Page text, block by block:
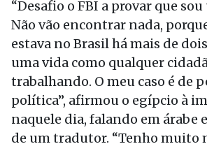
“Desafio o FBI a provar que
Não vão encontrar nada,
estava no Brasil há mais de
uma vida como qualquer
trabalhando. O meu caso é de
política”, afirmou o egípcio à
naquele dia, falando em árabe
de um tradutor. “Tenho muito